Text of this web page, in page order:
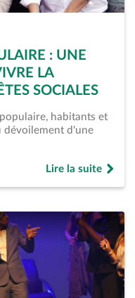
: UNE
LA
SOCIALES
habitants et
dévoilement d'une
populaire : une fresque
populaire : une
Lire la suite
de « 90 ans du